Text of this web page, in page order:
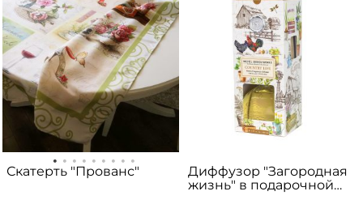
Скатерть "Прованс"
Диффузор "Загородная
жизнь" в подарочной